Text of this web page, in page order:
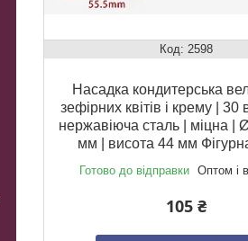
2598
Насадка кондитерська
зефірних квітів і крему | 30
нержавіюча сталь | міцна |
мм | висота 44 мм
Готово до відправки Оптом і
105 ₴